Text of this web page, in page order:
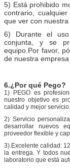
5) Está prohibido
contrario,
que ver con
6) Durante el
conjunta, y se
equipo.Por favor,
de nuestra
6.¿Por qué Pego?
1) PEGO es
nuestro objetivo es
calidad y mejor servicio.
2) Servicio
desarrollar nuevos
proveedor flexible y
3).Excelente calidad:
la entrega. Y todos
laboratorio que está